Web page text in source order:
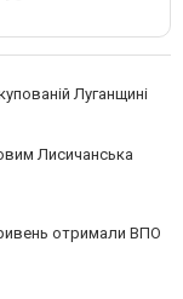
Луганщині
Лисичанська
отримали ВПО